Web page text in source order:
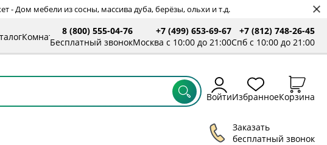
- Дом мебели из сосны, массива дуба, берёзы, ольхи и т.д.
Комнаты
8 (800) 555-04-76
Бесплатный звонок
+7 (499) 653-69-67
Москва с 10:00 до 21:00
+7 (812) 748-26-45
Спб с 10:00 до 21:00
ВойтиИзбранноеКорзина
Заказать
бесплатный звонок